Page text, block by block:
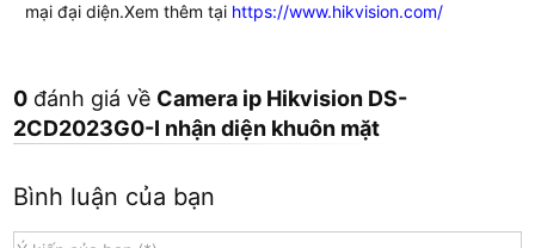
mại đại diện.Xem thêm tại https://www.hikvision.com/
0 đánh giá về Camera ip Hikvision DS-
2CD2023G0-I nhận diện khuôn mặt
Bình luận của bạn